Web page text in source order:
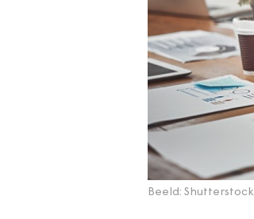
Beeld: Shutterstock